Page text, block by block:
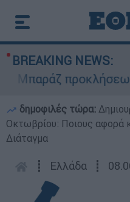
BREAKING NEWS:
προκλήσεων
δημοφιλές τώρα:
Οκτωβρίου: Ποιους αφορά
Διάταγμα
┋ Ελλάδα ┋